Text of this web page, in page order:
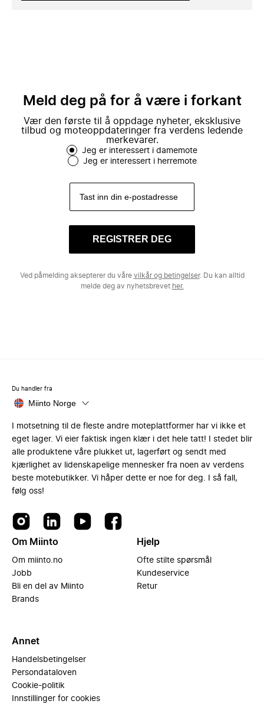
Meld deg på for å være i forkant
Vær den første til å oppdage nyheter, eksklusive
tilbud og moteoppdateringer fra verdens ledende
merkevarer.
Jeg er interessert i damemote
Jeg er interessert i herremote
REGISTRER DEG
Ved påmelding aksepterer du våre vilkår og betingelser. Du kan alltid
melde deg av nyhetsbrevet her.
Du handler fra
Miinto Norge
I motsetning til de fleste andre moteplattformer har vi ikke et
eget lager. Vi eier faktisk ingen klær i det hele tatt! I stedet blir
alle produktene våre plukket ut, lagerført og sendt med
kjærlighet av lidenskapelige mennesker fra noen av verdens
beste motebutikker. Vi håper dette er noe for deg. I så fall,
følg oss!
Om Miinto
Om miinto.no
Jobb
Bli en del av Miinto
Brands
Hjelp
Ofte stilte spørsmål
Kundeservice
Retur
Annet
Handelsbetingelser
Persondataloven
Cookie-politik
Innstillinger for cookies